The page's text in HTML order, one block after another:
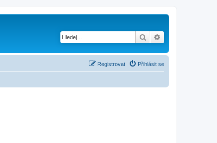
Hledat
Přihlásit se
Registrovat